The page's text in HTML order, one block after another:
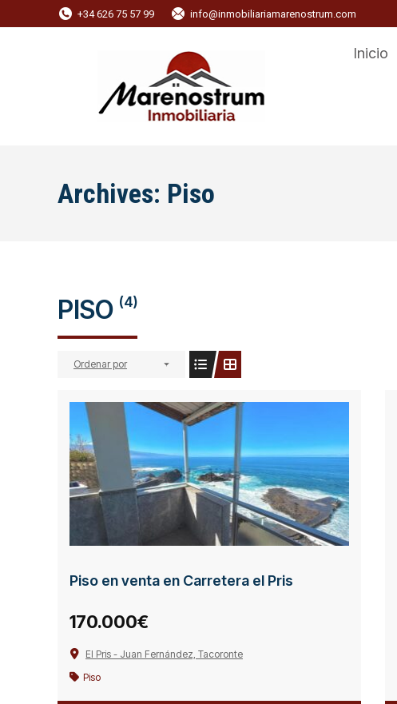
+34 626 75 57 99 info@inmobiliariamarenostrum.com
Inicio
Archives: Piso
PISO (4)
Ordenar por
Piso en venta en Carretera el Pris
170.000€
El Pris - Juan Fernández, Tacoronte
Piso